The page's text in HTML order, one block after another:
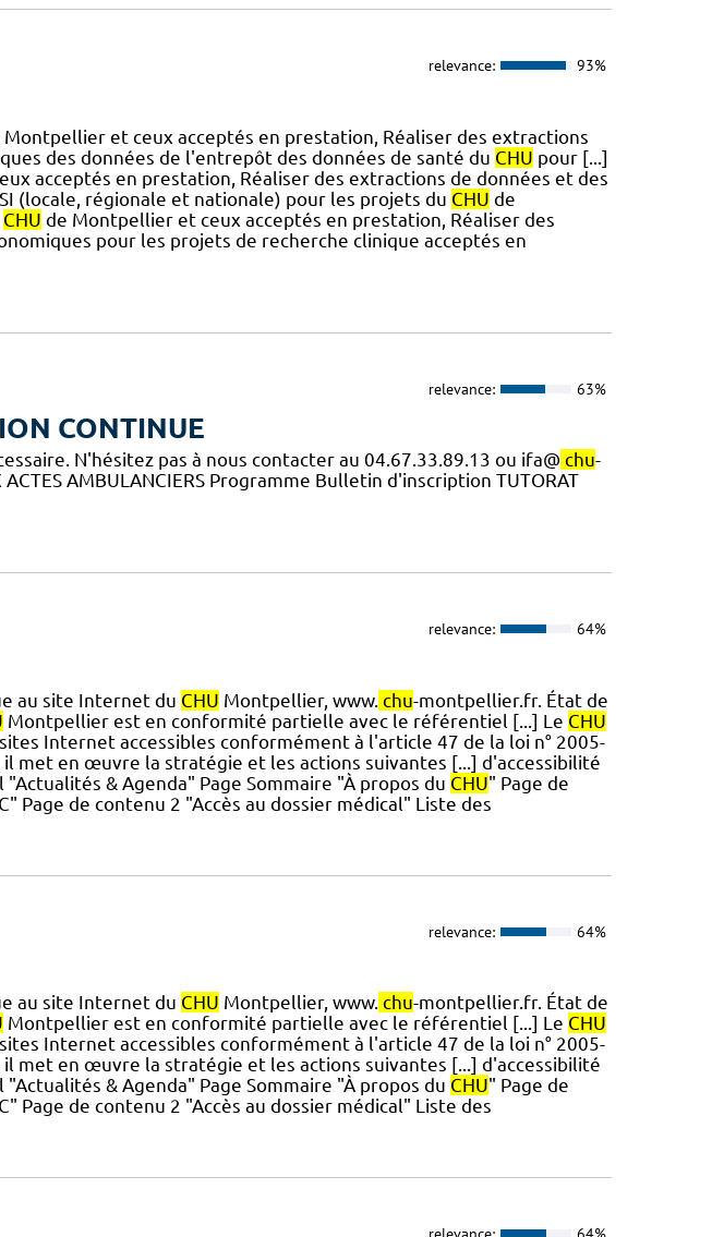
relevance: 93%
Montpellier et ceux acceptés en prestation, Réaliser des extractions
des données de l'entrepôt des données de santé du CHU pour [...]
acceptés en prestation, Réaliser des extractions de données et des
(locale, régionale et nationale) pour les projets du CHU de
CHU de Montpellier et ceux acceptés en prestation, Réaliser des
pour les projets de recherche clinique acceptés en
relevance: 63%
CONTINUE
N'hésitez pas à nous contacter au 04.67.33.89.13 ou ifa@ chu-
AMBULANCIERS Programme Bulletin d'inscription TUTORAT
relevance: 64%
au site Internet du CHU Montpellier, www. chu-montpellier.fr. État de
Montpellier est en conformité partielle avec le référentiel [...] Le CHU
Internet accessibles conformément à l'article 47 de la loi n° 2005-
met en œuvre la stratégie et les actions suivantes [...] d'accessibilité
& Agenda" Page Sommaire "À propos du CHU" Page de
Page de contenu 2 "Accès au dossier médical" Liste des
relevance: 64%
au site Internet du CHU Montpellier, www. chu-montpellier.fr. État de
Montpellier est en conformité partielle avec le référentiel [...] Le CHU
Internet accessibles conformément à l'article 47 de la loi n° 2005-
met en œuvre la stratégie et les actions suivantes [...] d'accessibilité
& Agenda" Page Sommaire "À propos du CHU" Page de
Page de contenu 2 "Accès au dossier médical" Liste des